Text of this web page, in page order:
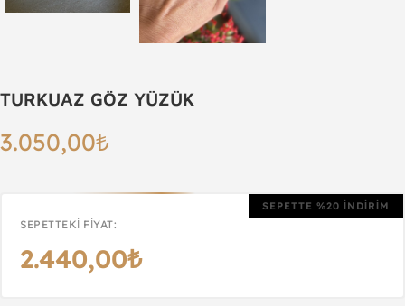
TURKUAZ GÖZ YÜZÜK
3.050,00₺
SEPETTE %20 İNDİRİM
SEPETTEKI FIYAT:
2.440,00₺